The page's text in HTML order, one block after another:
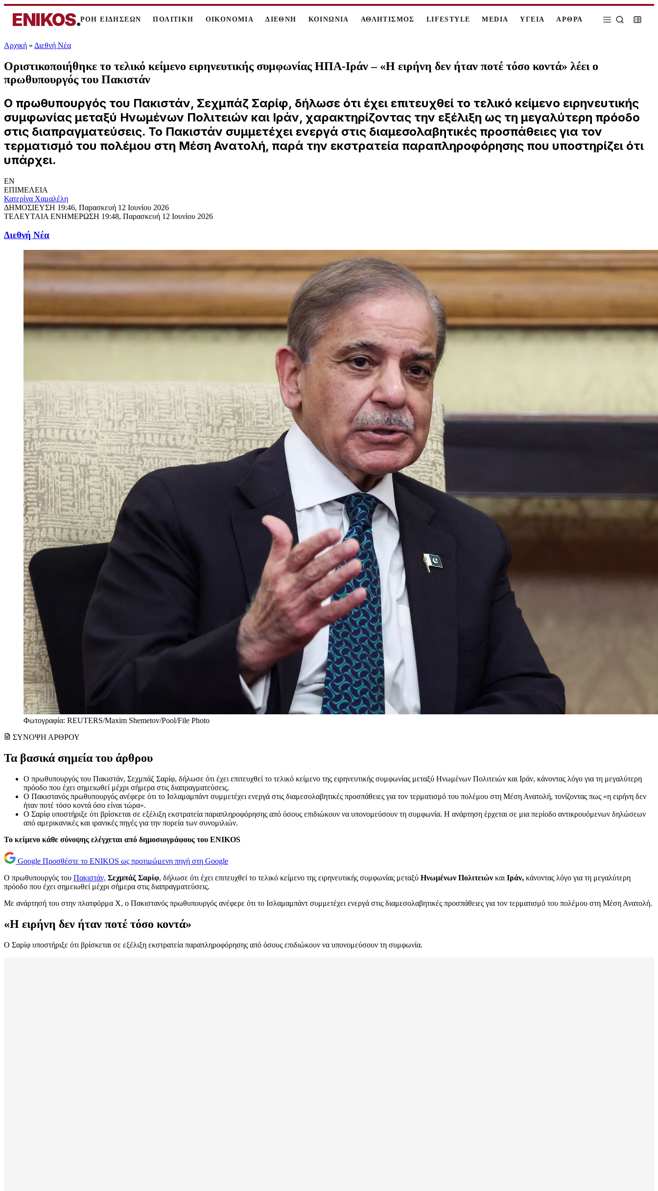
ENIKOS.ΡΟΗ ΕΙΔΗΣΕΩΝ ΠΟΛΙΤΙΚΗ ΟΙΚΟΝΟΜΙΑ ΔΙΕΘΝΗ ΚΟΙΝΩΝΙΑ ΑΘΛΗΤΙΣΜΟΣ LIFESTYLE MEDIA ΥΓΕΙΑ ΑΡΘΡΑ
Αρχική » Διεθνή Νέα
Οριστικοποιήθηκε το τελικό κείμενο ειρηνευτικής συμφωνίας ΗΠΑ-Ιράν – «Η ειρήνη δεν ήταν ποτέ τόσο κοντά» λέει ο
πρωθυπουργός του Πακιστάν
Ο πρωθυπουργός του Πακιστάν, Σεχμπάζ Σαρίφ, δήλωσε ότι έχει επιτευχθεί το τελικό κείμενο ειρηνευτικής
συμφωνίας μεταξύ Ηνωμένων Πολιτειών και Ιράν, χαρακτηρίζοντας την εξέλιξη ως τη μεγαλύτερη πρόοδο
στις διαπραγματεύσεις. Το Πακιστάν συμμετέχει ενεργά στις διαμεσολαβητικές προσπάθειες για τον
τερματισμό του πολέμου στη Μέση Ανατολή, παρά την εκστρατεία παραπληροφόρησης που υποστηρίζει ότι
υπάρχει.
EN
ΕΠΙΜΕΛΕΙΑ
Κατερίνα Χαμαλέλη
ΔΗΜΟΣΙΕΥΣΗ 19:46, Παρασκευή 12 Ιουνίου 2026
ΤΕΛΕΥΤΑΙΑ ΕΝΗΜΕΡΩΣΗ 19:48, Παρασκευή 12 Ιουνίου 2026
Διεθνή Νέα
Φωτογραφία: REUTERS/Maxim Shemetov/Pool/File Photo
ΣΥΝΟΨΗ ΑΡΘΡΟΥ
Τα βασικά σημεία του άρθρου
Ο πρωθυπουργός του Πακιστάν, Σεχμπάζ Σαρίφ, δήλωσε ότι έχει επιτευχθεί το τελικό κείμενο της ειρηνευτικής συμφωνίας μεταξύ Ηνωμένων Πολιτειών και Ιράν, κάνοντας λόγο για τη μεγαλύτερη
πρόοδο που έχει σημειωθεί μέχρι σήμερα στις διαπραγματεύσεις.
Ο Πακιστανός πρωθυπουργός ανέφερε ότι το Ισλαμαμπάντ συμμετέχει ενεργά στις διαμεσολαβητικές προσπάθειες για τον τερματισμό του πολέμου στη Μέση Ανατολή, τονίζοντας πως «η ειρήνη δεν
ήταν ποτέ τόσο κοντά όσο είναι τώρα».
Ο Σαρίφ υποστήριξε ότι βρίσκεται σε εξέλιξη εκστρατεία παραπληροφόρησης από όσους επιδιώκουν να υπονομεύσουν τη συμφωνία. Η ανάρτηση έρχεται σε μια περίοδο αντικρουόμενων δηλώσεων
από αμερικανικές και ιρανικές πηγές για την πορεία των συνομιλιών.
Το κείμενο κάθε σύνοψης ελέγχεται από δημοσιογράφους του ENIKOS
Google Προσθέστε το ENIKOS ως προτιμώμενη πηγή στη Google
Ο πρωθυπουργός του Πακιστάν, Σεχμπάζ Σαρίφ, δήλωσε ότι έχει επιτευχθεί το τελικό κείμενο της ειρηνευτικής συμφωνίας μεταξύ Ηνωμένων Πολιτειών και Ιράν, κάνοντας λόγο για τη μεγαλύτερη
πρόοδο που έχει σημειωθεί μέχρι σήμερα στις διαπραγματεύσεις.
Με ανάρτησή του στην πλατφόρμα X, ο Πακιστανός πρωθυπουργός ανέφερε ότι το Ισλαμαμπάντ συμμετέχει ενεργά στις διαμεσολαβητικές προσπάθειες για τον τερματισμό του πολέμου στη Μέση Ανατολή.
«Η ειρήνη δεν ήταν ποτέ τόσο κοντά»
Ο Σαρίφ υποστήριξε ότι βρίσκεται σε εξέλιξη εκστρατεία παραπληροφόρησης από όσους επιδιώκουν να υπονομεύσουν τη συμφωνία.